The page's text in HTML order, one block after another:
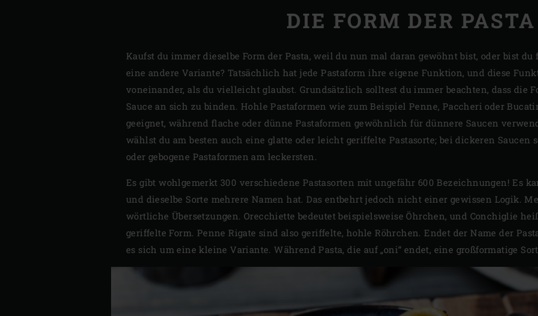
DIE FORM DER PASTA
Kaufst du immer dieselbe Form der Pasta, weil du nun mal daran gewöhnt bist, oder bist
eine andere Variante? Tatsächlich hat jede Pastaform ihre eigene Funktion, und diese
voneinander, als du vielleicht glaubst. Grundsätzlich solltest du immer beachten, dass die
Sauce an sich zu binden. Hohle Pastaformen wie zum Beispiel Penne, Paccheri oder
geeignet, während flache oder dünne Pastaformen gewöhnlich für dünnere Saucen
wählst du am besten auch eine glatte oder leicht geriffelte Pastasorte; bei dickeren Saucen
oder gebogene Pastaformen am leckersten.
Es gibt wohlgemerkt 300 verschiedene Pastasorten mit ungefähr 600 Bezeichnungen! Es
und dieselbe Sorte mehrere Namen hat. Das entbehrt jedoch nicht einer gewissen Logik.
wörtliche Übersetzungen. Orecchiette bedeutet beispielsweise Öhrchen, und Conchiglie
geriffelte Form. Penne Rigate sind also geriffelte, hohle Röhrchen. Endet der Name der
es sich um eine kleine Variante. Während Pasta, die auf „oni“ endet, eine großformatige